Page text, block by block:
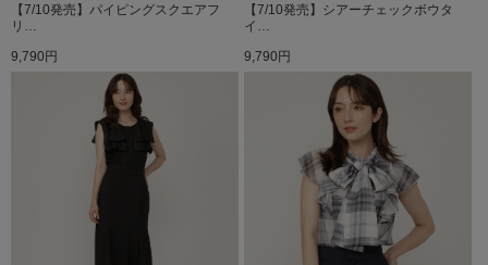
【7/10発売】パイピングスクエアフ
リ…
9,790円
【7/10発売】シアーチェックボウタ
イ…
9,790円